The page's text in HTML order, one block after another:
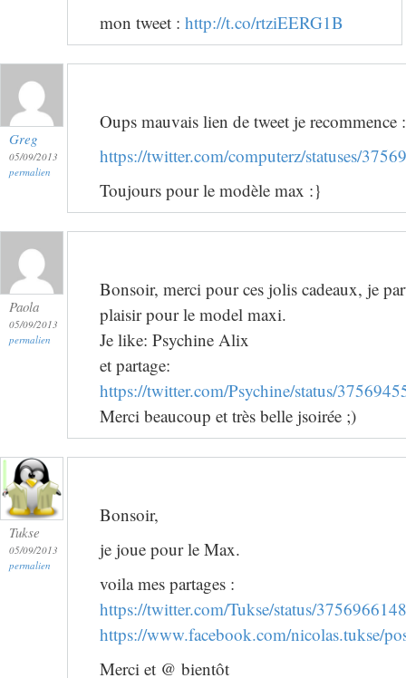
mon tweet : http://t.co/rtziEERG1B
Greg
05/09/2013
permalien
Oups mauvais lien de tweet je recommence :
https://twitter.com/computerz/statuses/
Toujours pour le modèle max :}
Paola
05/09/2013
permalien
Bonsoir, merci pour ces jolis cadeaux, je
plaisir pour le model maxi.
Je like: Psychine Alix
et partage:
https://twitter.com/Psychine/status/
Merci beaucoup et très belle jsoirée ;)
Tukse
05/09/2013
permalien
Bonsoir,
je joue pour le Max.
voila mes partages :
https://twitter.com/Tukse/status/
https://www.facebook.com/nicolas.tukse/
Merci et @ bientôt